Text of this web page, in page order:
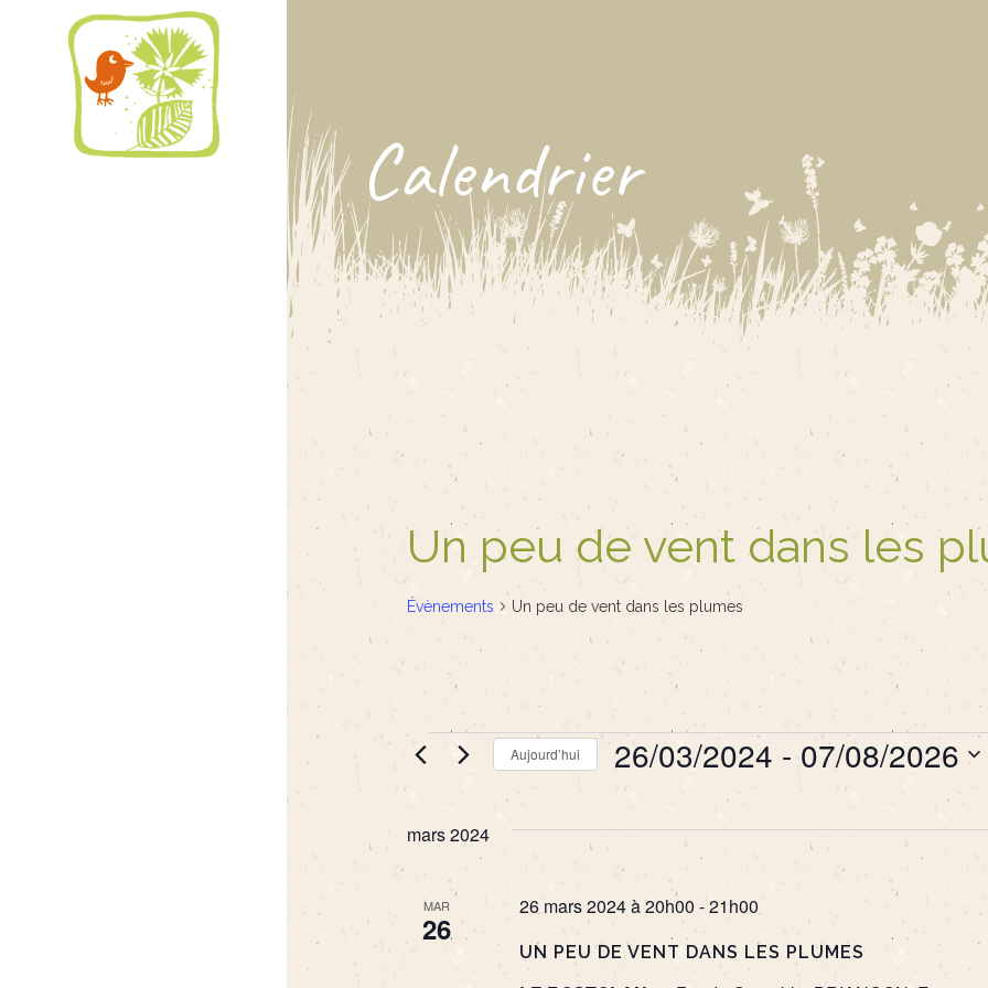
Un peu de vent dans les
Évènements Un peu de vent dans les plumes
Évènements
Aujourd’hui 26/03/2024 - 07/08/2026
Sélectionnez
mars 2024
MAR
26
UN PEU DE VENT DANS LES PLUMES
26 mars 2024 à 20h00 -21h00